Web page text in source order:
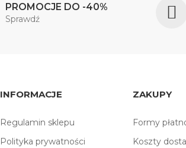
PROMOCJE DO -40%
Sprawdź
INFORMACJE
Regulamin sklepu
Polityka prywatności
ZAKUPY
Formy
Koszty